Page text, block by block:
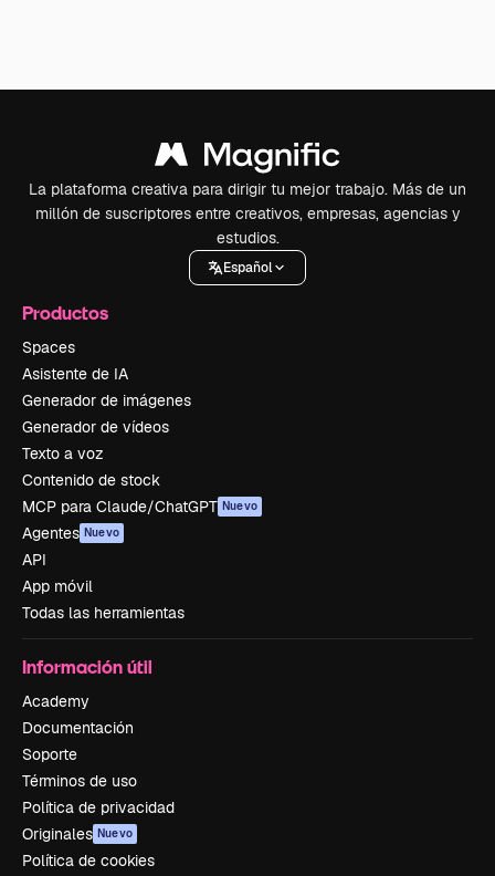
La plataforma creativa para dirigir tu mejor trabajo. Más de un
millón de suscriptores entre creativos, empresas, agencias y
estudios.
Español
Productos
Spaces
Asistente de IA
Generador de imágenes
Generador de vídeos
Texto a voz
Contenido de stock
MCP para Claude/ChatGPT Nuevo
Agentes Nuevo
API
App móvil
Todas las herramientas
Información útil
Academy
Documentación
Soporte
Términos de uso
Política de privacidad
Originales Nuevo
Política de cookies